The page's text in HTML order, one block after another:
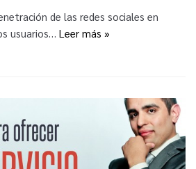
de las redes sociales en
usuarios… Leer más »